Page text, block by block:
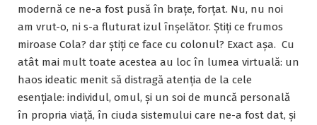
modernă ce ne-a fost pusă în brațe, forțat. Nu, nu noi
am vrut-o, ni s-a fluturat izul înșelător. Știți ce frumos
miroase Cola? dar știți ce face cu colonul? Exact așa. Cu
atât mai mult toate acestea au loc în lumea virtuală: un
haos ideatic menit să distragă atenția de la cele
esențiale: individul, omul, și un soi de muncă personală
în propria viață, în ciuda sistemului care ne-a fost dat, și